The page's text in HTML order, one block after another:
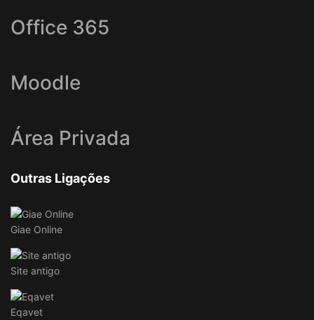
Office 365
Moodle
Área Privada
Outras Ligações
Giae Online
Site antigo
Eqavet